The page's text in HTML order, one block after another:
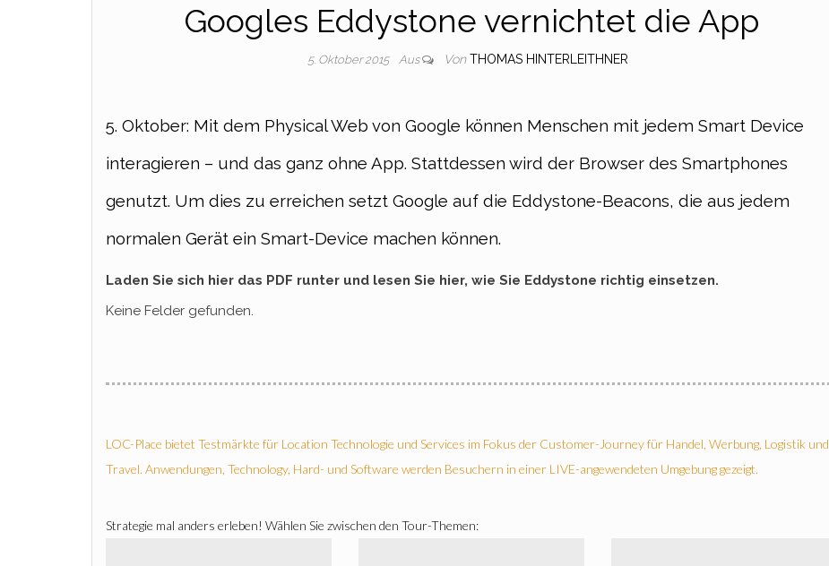
Googles Eddystone vernichtet die App
5. Oktober 2015 Aus Von THOMAS HINTERLEITHNER
5. Oktober: Mit dem Physical Web von Google können Menschen mit jedem Smart Device
interagieren – und das ganz ohne App. Stattdessen wird der Browser des Smartphones
genutzt. Um dies zu erreichen setzt Google auf die Eddystone-Beacons, die aus jedem
normalen Gerät ein Smart-Device machen können.
Laden Sie sich hier das PDF runter und lesen Sie hier, wie Sie Eddystone richtig einsetzen.
Keine Felder gefunden.
LOC-Place bietet Testmärkte für Location Technologie und Services im Fokus der Customer-Journey für Handel, Werbung, Logistik und
Travel. Anwendungen, Technology, Hard- und Software werden Besuchern in einer LIVE-angewendeten Umgebung gezeigt.
Strategie mal anders erleben! Wählen Sie zwischen den Tour-Themen: